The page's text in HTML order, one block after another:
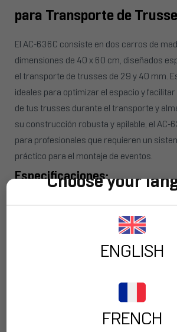
para Transporte de
El AC-636C consiste en dos carros de
dimensiones de 40 x 60 cm, diseñados
el transporte de trusses de 29 y 40 mm.
ideales para optimizar el espacio y
de tus trusses durante el transporte y
su construcción robusta y apilable, el AC-
para profesionales que requieren un
práctico para el montaje de eventos.
Especificaciones:
Dos carros de
cm para transporte de trusses de
Choose your
ENGLISH
FRENCH